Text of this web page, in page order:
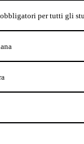
per tutti gli